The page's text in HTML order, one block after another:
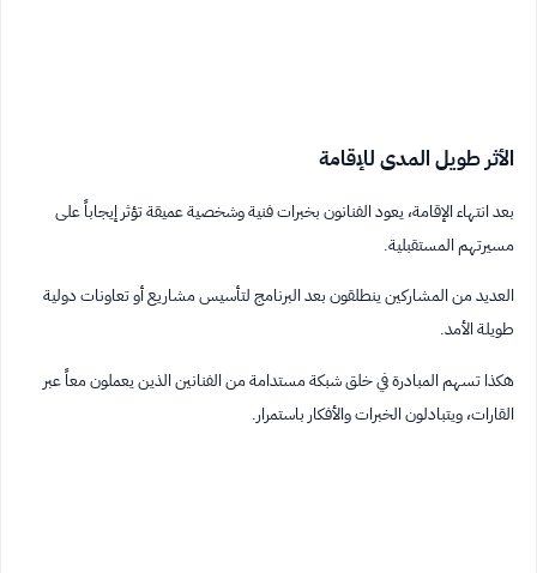
الأثر طويل المدى للإقامة
بعد انتهاء الإقامة، يعود الفنانون بخبرات فنية وشخصية عميقة تؤثر إيجاباً على
مسيرتهم المستقبلية.
العديد من المشاركين ينطلقون بعد البرنامج لتأسيس مشاريع أو تعاونات دولية
طويلة الأمد.
هكذا تسهم المبادرة في خلق شبكة مستدامة من الفنانين الذين يعملون معاً عبر
القارات، ويتبادلون الخبرات والأفكار باستمرار.